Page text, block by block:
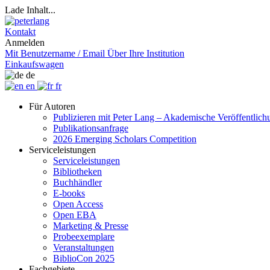
Lade Inhalt...
Kontakt
Anmelden
Mit Benutzername / Email Über Ihre Institution
Einkaufswagen
de
en
fr
Für Autoren
Publizieren mit Peter Lang – Akademische
Publikationsanfrage
2026 Emerging Scholars Competition
Serviceleistungen
Serviceleistungen
Bibliotheken
Buchhändler
E-books
Open Access
Open EBA
Marketing & Presse
Probeexemplare
Veranstaltungen
BiblioCon 2025